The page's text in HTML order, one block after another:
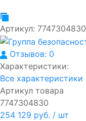
Артикул: 7747304830
Отзывов: 0
Характеристики:
Все характеристики
Артикул товара
7747304830
254 129 руб. / шт